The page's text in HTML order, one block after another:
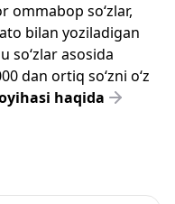
ommabop so‘zlar,
bilan yoziladigan
so‘zlar asosida
dan ortiq so‘zni o‘z
haqida